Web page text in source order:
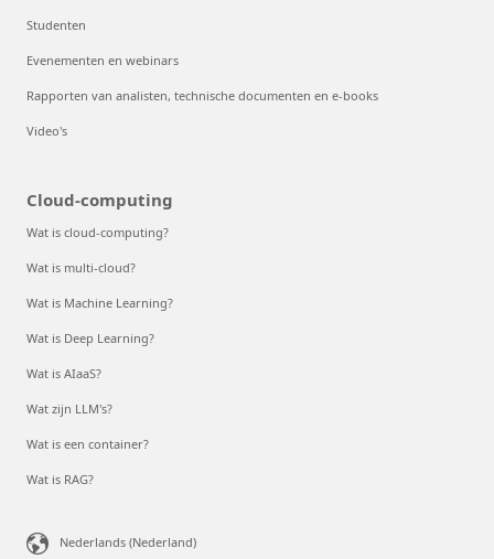
Studenten
Evenementen en webinars
Rapporten van analisten, technische documenten en e-books
Video's
Cloud-computing
Wat is cloud-computing?
Wat is multi-cloud?
Wat is Machine Learning?
Wat is Deep Learning?
Wat is AIaaS?
Wat zijn LLM's?
Wat is een container?
Wat is RAG?
Nederlands (Nederland)